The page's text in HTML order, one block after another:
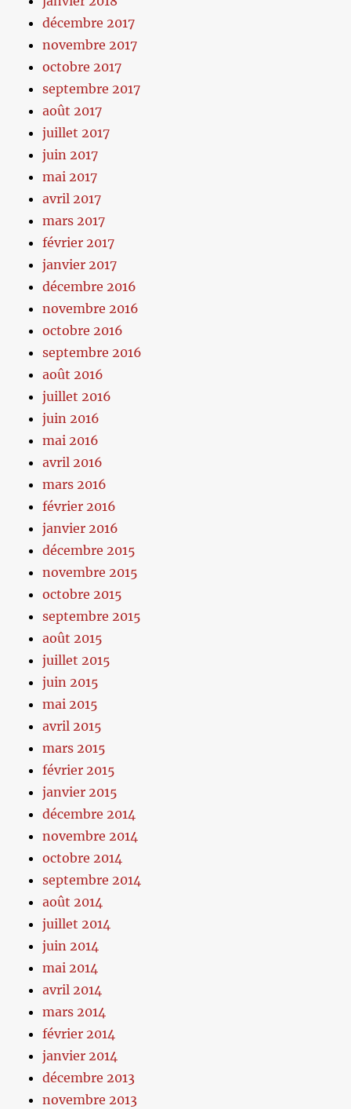
décembre 2017
novembre 2017
octobre 2017
septembre 2017
août 2017
juillet 2017
juin 2017
mai 2017
avril 2017
mars 2017
février 2017
janvier 2017
décembre 2016
novembre 2016
octobre 2016
septembre 2016
août 2016
juillet 2016
juin 2016
mai 2016
avril 2016
mars 2016
février 2016
janvier 2016
décembre 2015
novembre 2015
octobre 2015
septembre 2015
août 2015
juillet 2015
juin 2015
mai 2015
avril 2015
mars 2015
février 2015
janvier 2015
décembre 2014
novembre 2014
octobre 2014
septembre 2014
août 2014
juillet 2014
juin 2014
mai 2014
avril 2014
mars 2014
février 2014
janvier 2014
décembre 2013
novembre 2013